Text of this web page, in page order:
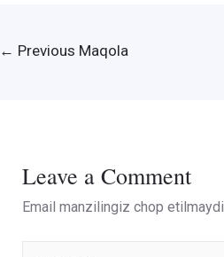
← Previous Maqola
Leave a Comment
Email manzilingiz chop etilmaydi.